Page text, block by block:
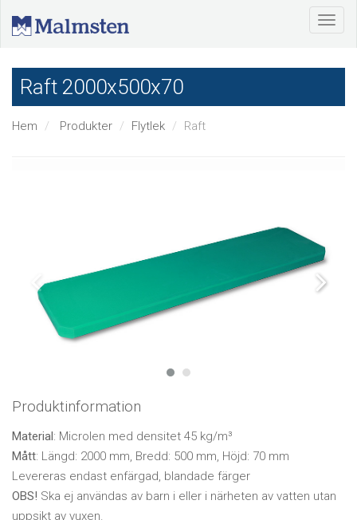
Raft 2000x500x70
Hem Produkter Flytlek Raft
Produktinformation
Material : Microlen med densitet 45 kg/m³
Mått: Längd: 2000 mm, Bredd: 500 mm, Höjd: 70 mm
Levereras endast enfärgad, blandade färger
OBS! Ska ej användas av barn i eller i närheten av vatten utan
uppsikt av vuxen.